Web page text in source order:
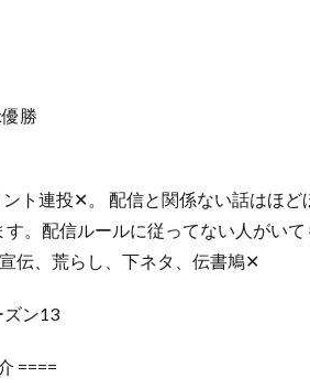
勝
ト連投✕。 配信と関係ない話はほ
。配信ルールに従ってない人がい
伝、荒らし、下ネタ、伝書鳩✕
ズン13
====